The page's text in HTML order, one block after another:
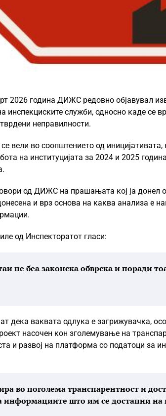
2026 година ДИЖС редовно објавувал
инспекциските служби, односно каде се
неправилности.
вели во соопштението од
на институцијата за 2024 и 2025
од ДИЖС на прашањата кој ја донел
и врз основа на каква анализа е
од Инспекторатот гласи:
не беа законска обврска и поради
дека ваквата одлука е загрижувачка,
насочен кон зголемување на
и развој на платформа со податоци за
во поголема транспарентност и
информациите што им се достапни на